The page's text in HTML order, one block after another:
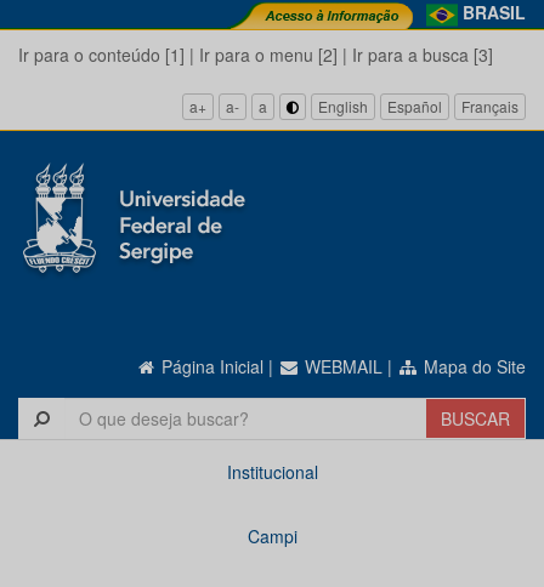
BRASIL
Ir para o conteúdo [1] | Ir para o menu [2] | Ir para a busca [3]
a+ a- a English Español Français
Página Inicial | WEBMAIL | Mapa do Site
Institucional
Campi